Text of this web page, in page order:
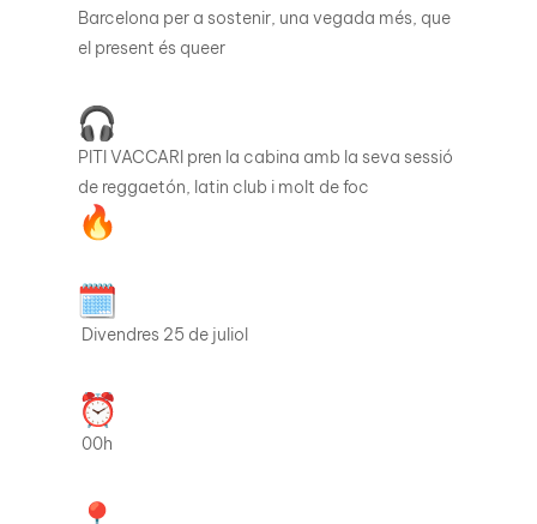
Barcelona per a sostenir, una vegada més, que
el present és queer
PITI VACCARI pren la cabina amb la seva sessió
de reggaetón, latin club i molt de foc
Divendres 25 de juliol
00h